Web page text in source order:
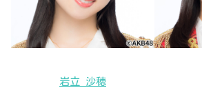
岩立 沙穂